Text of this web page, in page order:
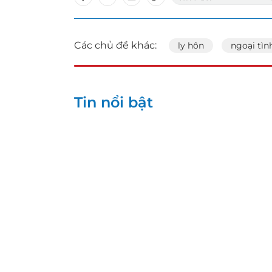
Các chủ đề khác: ly hôn ngoại
Tin nổi bật